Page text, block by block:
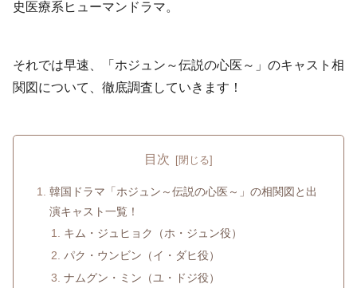
史医療系ヒューマンドラマ。
それでは早速、「ホジュン～伝説の心医～」のキャスト相
関図について、徹底調査していきます！
目次
韓国ドラマ「ホジュン～伝説の心医～」の相関図と出
演キャスト一覧！
キム・ジュヒョク（ホ・ジュン役）
パク・ウンビン（イ・ダヒ役）
ナムグン・ミン（ユ・ドジ役）